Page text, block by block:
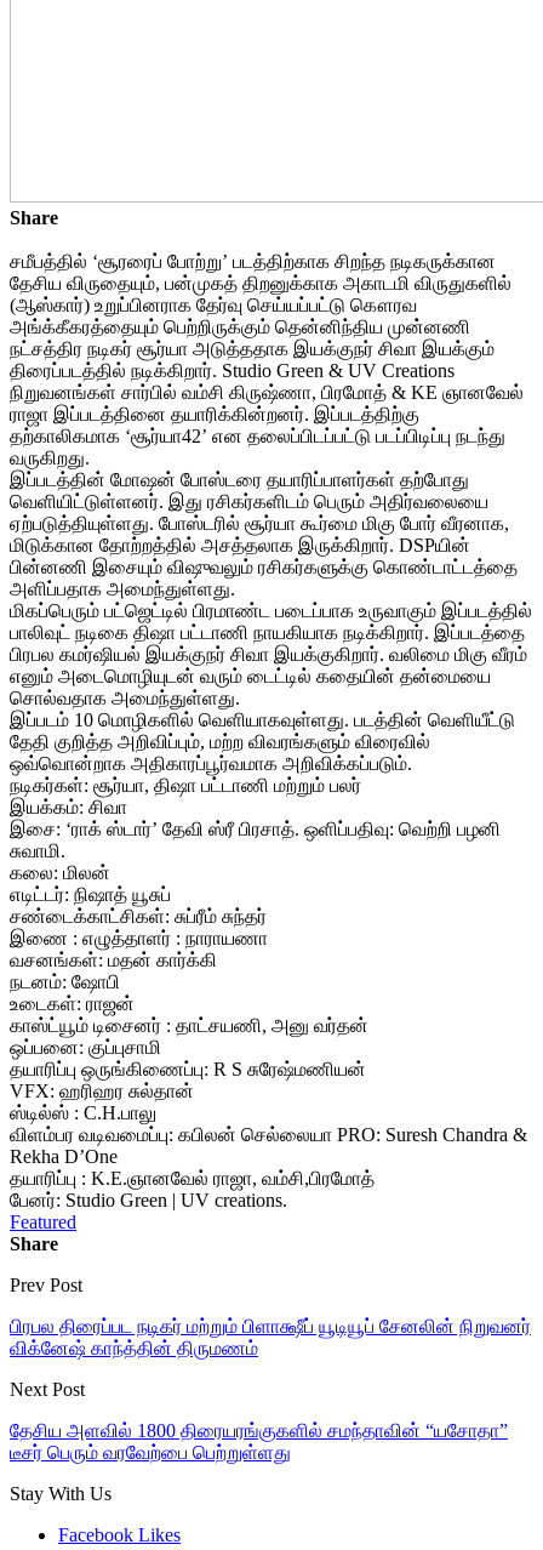
Share
சமீபத்தில் ‘சூரரைப் போற்று’ படத்திற்காக சிறந்த நடிகருக்கான
தேசிய விருதையும், பன்முகத் திறனுக்காக அகாடமி விருதுகளில்
(ஆஸ்கார்) உறுப்பினராக தேர்வு செய்யப்பட்டு கௌரவ
அங்க்கீகரத்தையும் பெற்றிருக்கும் தென்னிந்திய முன்னணி
நட்சத்திர நடிகர் சூர்யா அடுத்ததாக இயக்குநர் சிவா இயக்கும்
திரைப்படத்தில் நடிக்கிறார். Studio Green & UV Creations
நிறுவனங்கள் சார்பில் வம்சி கிருஷ்ணா, பிரமோத் & KE ஞானவேல்
ராஜா இப்படத்தினை தயாரிக்கின்றனர். இப்படத்திற்கு
தற்காலிகமாக ‘சூர்யா42’ என தலைப்பிடப்பட்டு படப்பிடிப்பு நடந்து
வருகிறது.
இப்படத்தின் மோஷன் போஸ்டரை தயாரிப்பாளர்கள் தற்போது
வெளியிட்டுள்ளனர். இது ரசிகர்களிடம் பெரும் அதிர்வலையை
ஏற்படுத்தியுள்ளது. போஸ்டரில் சூர்யா கூர்மை மிகு போர் வீரனாக,
மிடுக்கான தோற்றத்தில் அசத்தலாக இருக்கிறார். DSPயின்
பின்னணி இசையும் விஷுவலும் ரசிகர்களுக்கு கொண்டாட்டத்தை
அளிப்பதாக அமைந்துள்ளது.
மிகப்பெரும் பட்ஜெட்டில் பிரமாண்ட படைப்பாக உருவாகும் இப்படத்தில்
பாலிவுட் நடிகை திஷா பட்டாணி நாயகியாக நடிக்கிறார். இப்படத்தை
பிரபல கமர்ஷியல் இயக்குநர் சிவா இயக்குகிறார். வலிமை மிகு வீரம்
எனும் அடைமொழியுடன் வரும் டைட்டில் கதையின் தன்மையை
சொல்வதாக அமைந்துள்ளது.
இப்படம் 10 மொழிகளில் வெளியாகவுள்ளது. படத்தின் வெளியீட்டு
தேதி குறித்த அறிவிப்பும், மற்ற விவரங்களும் விரைவில்
ஒவ்வொன்றாக அதிகாரப்பூர்வமாக அறிவிக்கப்படும்.
நடிகர்கள்: சூர்யா, திஷா பட்டாணி மற்றும் பலர்
இயக்கம்: சிவா
இசை: ‘ராக் ஸ்டார்’ தேவி ஸ்ரீ பிரசாத். ஒளிப்பதிவு: வெற்றி பழனி
சுவாமி.
கலை: மிலன்
எடிட்டர்: நிஷாத் யூசுப்
சண்டைக்காட்சிகள்: சுப்ரீம் சுந்தர்
இணை : எழுத்தாளர் : நாராயணா
வசனங்கள்: மதன் கார்க்கி
நடனம்: ஷோபி
உடைகள்: ராஜன்
காஸ்ட்யூம் டிசைனர் : தாட்சயணி, அனு வர்தன்
ஒப்பனை: குப்புசாமி
தயாரிப்பு ஒருங்கிணைப்பு: R S சுரேஷ்மணியன்
VFX: ஹரிஹர சுல்தான்
ஸ்டில்ஸ் : C.H.பாலு
விளம்பர வடிவமைப்பு: கபிலன் செல்லையா PRO: Suresh Chandra &
Rekha D’One
தயாரிப்பு : K.E.ஞானவேல் ராஜா, வம்சி,பிரமோத்
பேனர்: Studio Green | UV creations.
Featured
Share
Prev Post
பிரபல திரைப்பட நடிகர் மற்றும் பிளாக்ஷீப் யூடியூப் சேனலின் நிறுவனர்
விக்னேஷ் காந்த்தின் திருமணம்
Next Post
தேசிய அளவில் 1800 திரையரங்குகளில் சமந்தாவின் “யசோதா”
டீசர் பெரும் வரவேற்பை பெற்றுள்ளது
Stay With Us
Facebook Likes